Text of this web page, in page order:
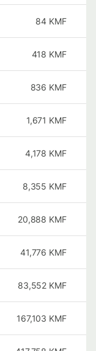
84 KMF
418 KMF
836 KMF
1,671 KMF
4,178 KMF
8,355 KMF
20,888 KMF
41,776 KMF
83,552 KMF
167,103 KMF